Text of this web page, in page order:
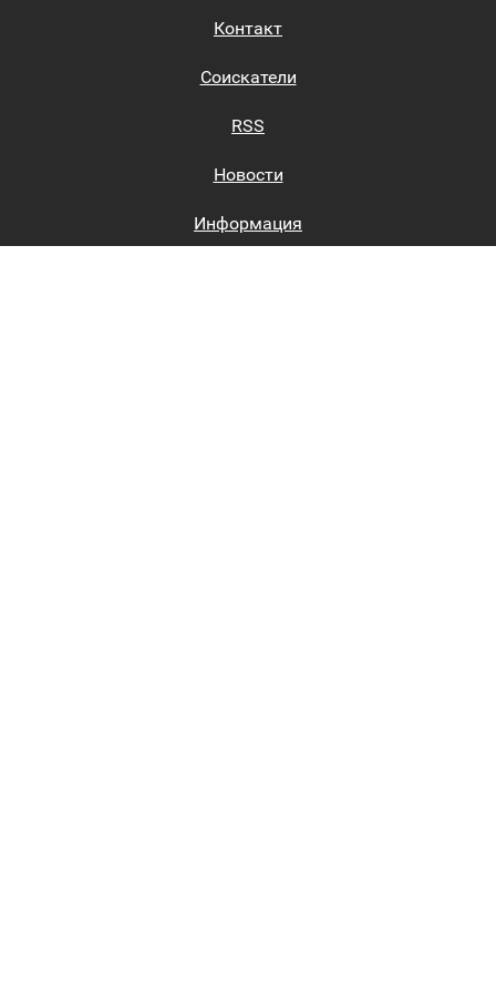
Контакт
Соискатели
RSS
Новости
Информация